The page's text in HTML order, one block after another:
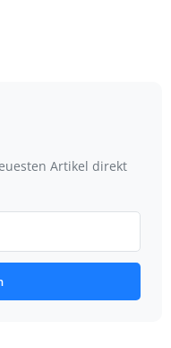
Artikel direkt